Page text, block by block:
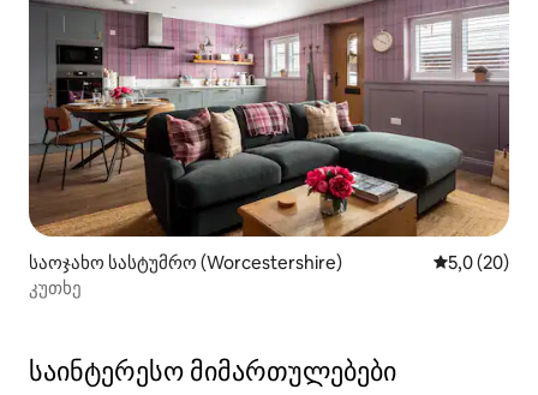
საოჯახო სასტუმრო (Worcestershire) საშუალო
5,0 (20)
კუთხე
საინტერესო მიმართულებები